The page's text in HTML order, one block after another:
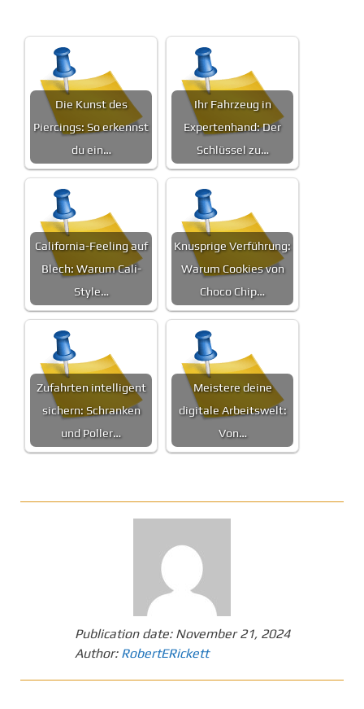
Die Kunst des
Piercings: So erkennst
du ein…
Ihr Fahrzeug in
Expertenhand: Der
Schlüssel zu…
California-Feeling auf
Blech: Warum Cali-
Style…
Knusprige Verführung:
Warum Cookies von
Choco Chip…
Zufahrten intelligent
sichern: Schranken
und Poller…
Meistere deine
digitale Arbeitswelt:
Von…
Publication date: November 21, 2024
Author: RobertERickett